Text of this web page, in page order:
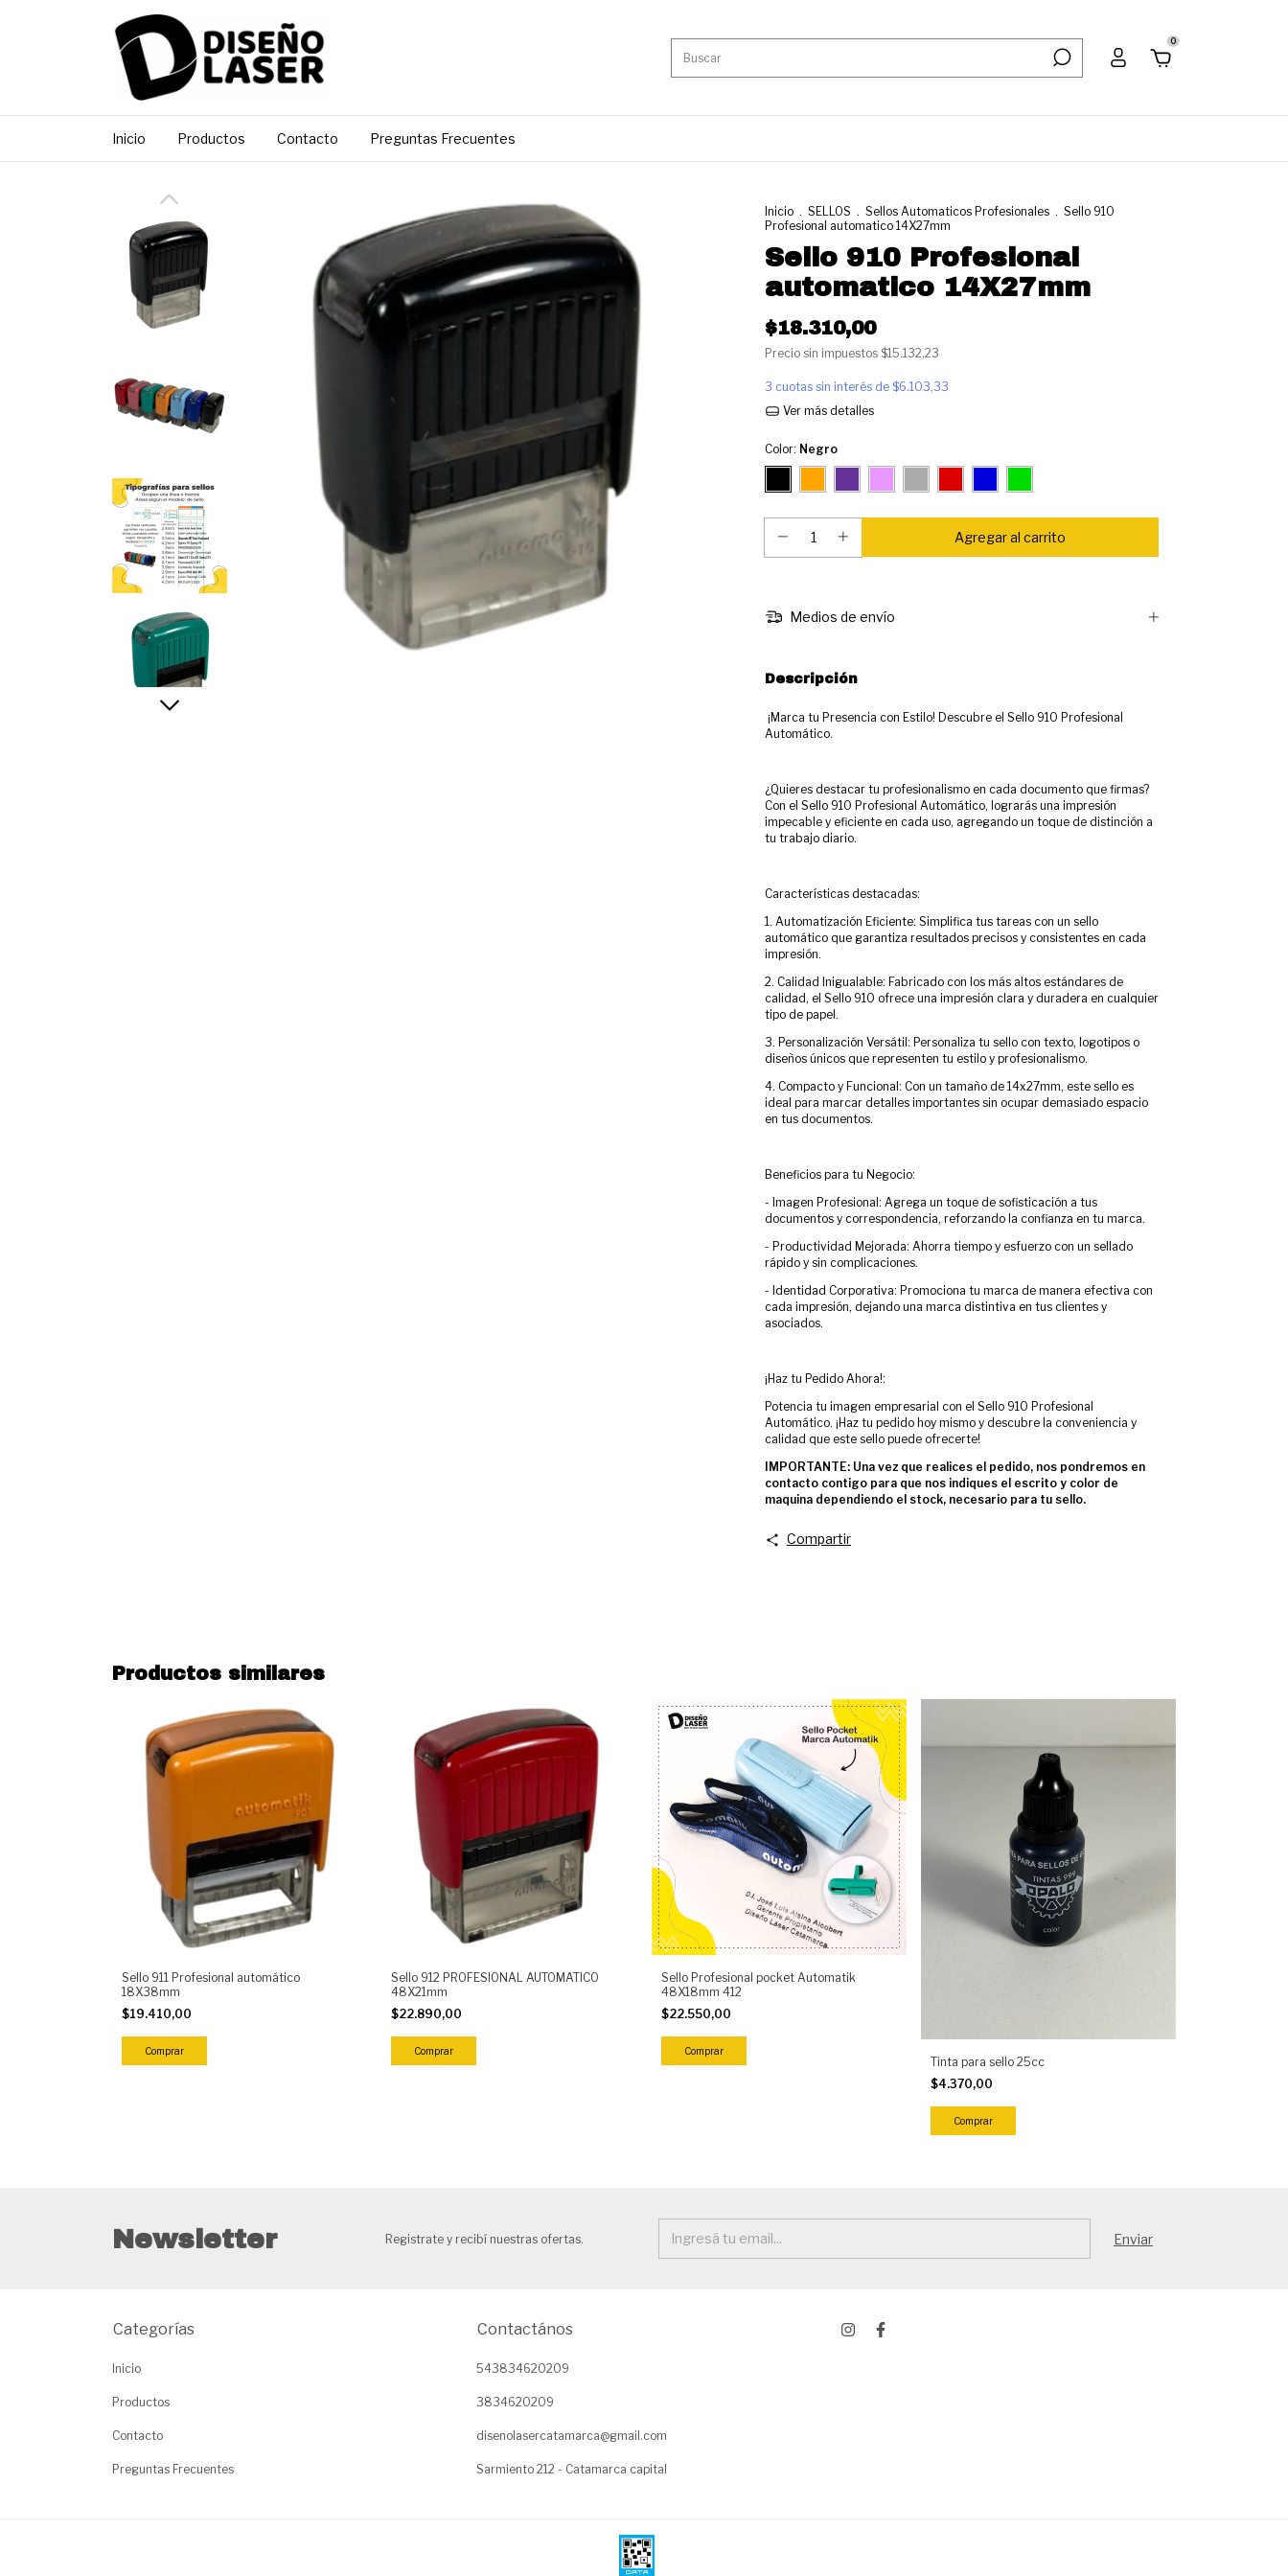
0
Inicio Productos Contacto Preguntas Frecuentes
Inicio . SELLOS . Sellos Automaticos Profesionales . Sello 910
Profesional automatico 14X27mm
Sello 910 Profesional
automatico 14X27mm
$18.310,00
Precio sin impuestos $15.132,23
3 cuotas sin interés de $6.103,33
Ver más detalles
Color: Negro
Medios de envío
Descripción
¡Marca tu Presencia con Estilo! Descubre el Sello 910 Profesional
Automático.
¿Quieres destacar tu profesionalismo en cada documento que firmas?
Con el Sello 910 Profesional Automático, lograrás una impresión
impecable y eficiente en cada uso, agregando un toque de distinción a
tu trabajo diario.
Características destacadas:
1. Automatización Eficiente: Simplifica tus tareas con un sello
automático que garantiza resultados precisos y consistentes en cada
impresión.
2. Calidad Inigualable: Fabricado con los más altos estándares de
calidad, el Sello 910 ofrece una impresión clara y duradera en cualquier
tipo de papel.
3. Personalización Versátil: Personaliza tu sello con texto, logotipos o
diseños únicos que representen tu estilo y profesionalismo.
4. Compacto y Funcional: Con un tamaño de 14x27mm, este sello es
ideal para marcar detalles importantes sin ocupar demasiado espacio
en tus documentos.
Beneficios para tu Negocio:
- Imagen Profesional: Agrega un toque de sofisticación a tus
documentos y correspondencia, reforzando la confianza en tu marca.
- Productividad Mejorada: Ahorra tiempo y esfuerzo con un sellado
rápido y sin complicaciones.
- Identidad Corporativa: Promociona tu marca de manera efectiva con
cada impresión, dejando una marca distintiva en tus clientes y
asociados.
¡Haz tu Pedido Ahora!:
Potencia tu imagen empresarial con el Sello 910 Profesional
Automático. ¡Haz tu pedido hoy mismo y descubre la conveniencia y
calidad que este sello puede ofrecerte!
IMPORTANTE: Una vez que realices el pedido, nos pondremos en
contacto contigo para que nos indiques el escrito y color de
maquina dependiendo el stock, necesario para tu sello.
Compartir
Productos similares
Sello 911 Profesional automático
18X38mm
$19.410,00
Comprar
Sello 912 PROFESIONAL AUTOMATICO
48X21mm
$22.890,00
Comprar
Sello Profesional pocket Automatik
48X18mm 412
$22.550,00
Comprar
Tinta para sello 25cc
$4.370,00
Comprar
Newsletter Registrate y recibí nuestras ofertas.
Categorías
Inicio
Productos
Contacto
Preguntas Frecuentes
Contactános
543834620209
3834620209
disenolasercatamarca@gmail.com
Sarmiento 212 - Catamarca capital